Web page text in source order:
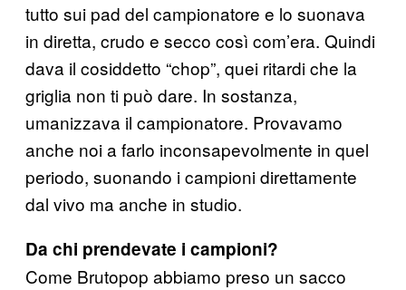
tutto sui pad del campionatore e lo suonava
in diretta, crudo e secco così com’era. Quindi
dava il cosiddetto “chop”, quei ritardi che la
griglia non ti può dare. In sostanza,
umanizzava il campionatore. Provavamo
anche noi a farlo inconsapevolmente in quel
periodo, suonando i campioni direttamente
dal vivo ma anche in studio.
Da chi prendevate i campioni?
Come Brutopop abbiamo preso un sacco